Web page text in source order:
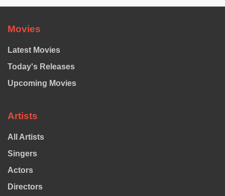
Movies
Latest Movies
Today's Releases
Upcoming Movies
Artists
All Artists
Singers
Actors
Directors